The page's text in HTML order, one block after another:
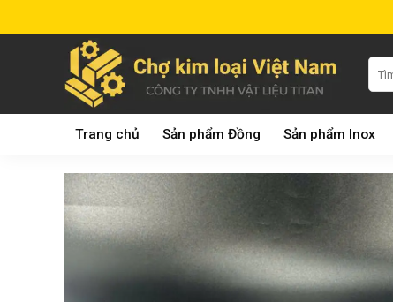
to
Tìm
kiếm:
Trang chủ Sản phẩm Đồng Sản phẩm Inox